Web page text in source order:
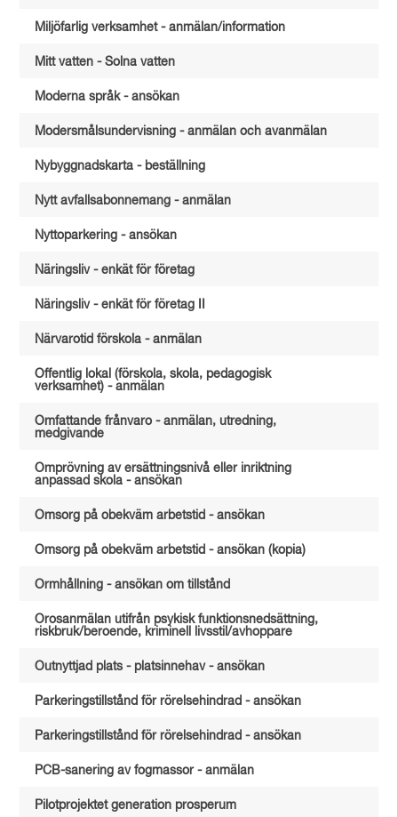
Miljöfarlig verksamhet - anmälan/information
Mitt vatten - Solna vatten
Moderna språk - ansökan
Modersmålsundervisning - anmälan och avanmälan
Nybyggnadskarta - beställning
Nytt avfallsabonnemang - anmälan
Nyttoparkering - ansökan
Näringsliv - enkät för företag
Näringsliv - enkät för företag II
Närvarotid förskola - anmälan
Offentlig lokal (förskola, skola, pedagogisk
verksamhet) - anmälan
Omfattande frånvaro - anmälan, utredning,
medgivande
Omprövning av ersättningsnivå eller inriktning
anpassad skola - ansökan
Omsorg på obekväm arbetstid - ansökan
Omsorg på obekväm arbetstid - ansökan (kopia)
Ormhållning - ansökan om tillstånd
Orosanmälan utifrån psykisk funktionsnedsättning,
riskbruk/beroende, kriminell livsstil/avhoppare
Outnyttjad plats - platsinnehav - ansökan
Parkeringstillstånd för rörelsehindrad - ansökan
Parkeringstillstånd för rörelsehindrad - ansökan
PCB-sanering av fogmassor - anmälan
Pilotprojektet generation prosperum